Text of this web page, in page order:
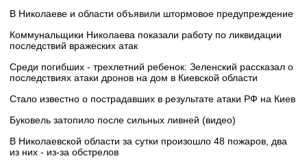
В Николаеве и области объявили штормовое предупреждение
Коммунальщики Николаева показали работу по ликвидации
последствий вражеских атак
Среди погибших - трехлетний ребенок: Зеленский рассказал о
последствиях атаки дронов на дом в Киевской области
Стало известно о пострадавших в результате атаки РФ на Киев
Буковель затопило после сильных ливней (видео)
В Николаевской области за сутки произошло 48 пожаров, два
из них - из-за обстрелов